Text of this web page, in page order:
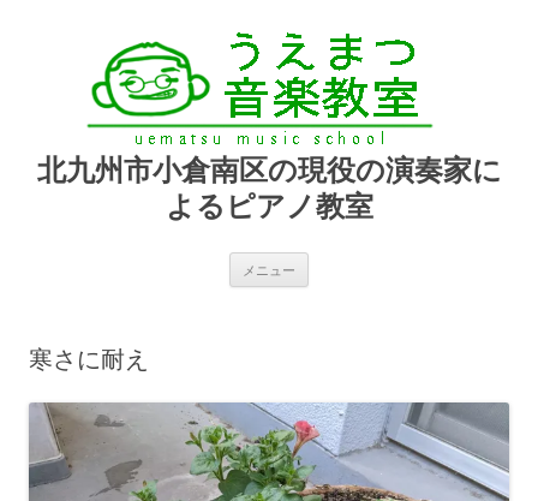
北九州市小倉南区の現役の演奏家に
よるピアノ教室
メニュー
プ
寒さに耐え